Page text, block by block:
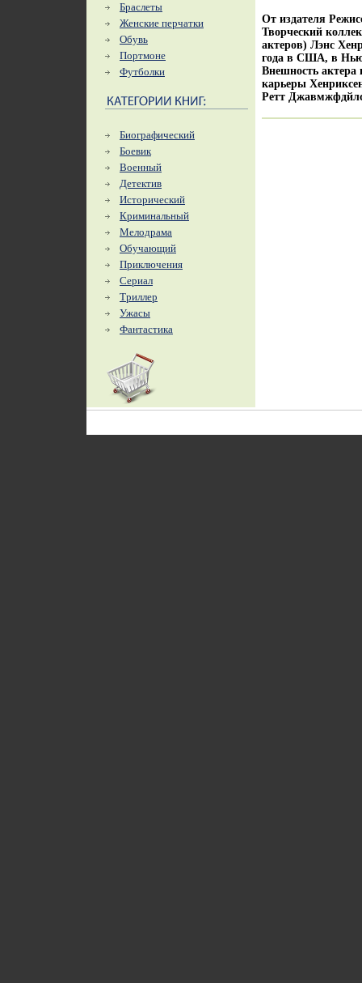
Браслеты
Женские перчатки
Обувь
Портмоне
Футболки
Биографический
Боевик
Военный
Детектив
Исторический
Криминальный
Мелодрама
Обучающий
Приключения
Сериал
Триллер
Ужасы
Фантастика
От издателя
Творческий
актеров) Лэнс
года в США, в
Внешность
карьеры
Ретт